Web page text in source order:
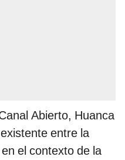
Abierto, Huanca
entre la
el contexto de la